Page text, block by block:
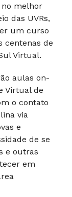
melhor
das UVRs,
um curso
centenas de
Virtual.
aulas on-
Virtual de
o contato
via
e
de se
e outras
em